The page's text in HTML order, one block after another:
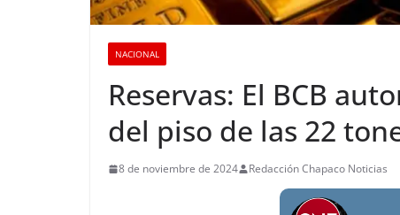
NACIONAL
Reservas: El BCB
del piso de las 22
8 de noviembre de 2024 Redacción Chapaco Noticias